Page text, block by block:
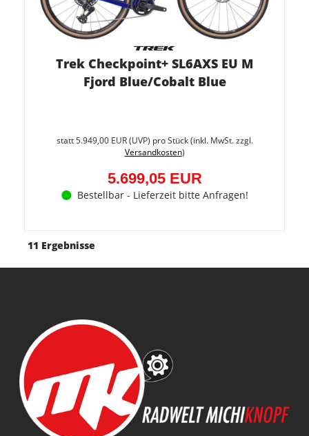
Trek Checkpoint+ SL6AXS EU M
Fjord Blue/Cobalt Blue
statt5.949,00 EUR(UVP) pro Stück (inkl. MwSt. zzgl.
Versandkosten)
5.699,05 EUR
Bestellbar - Lieferzeit bitte Anfragen!
11 Ergebnisse